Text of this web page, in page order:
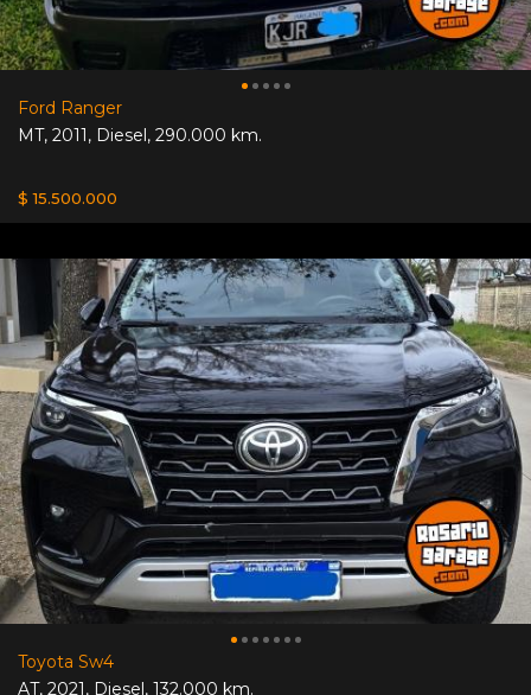
Ford Ranger
MT, 2011, Diesel, 290.000 km.
$ 15.500.000
Toyota Sw4
AT, 2021, Diesel, 132.000 km.